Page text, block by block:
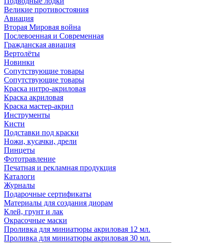
Великие противостояния
Авиация
Вторая Мировая война
Послевоенная и Современная
Гражданская авиация
Вертолёты
Новинки
Сопутствующие товары
Сопутствующие товары
Краска нитро-акриловая
Краска акриловая
Краска мастер-акрил
Инструменты
Кисти
Подставки под краски
Ножи, кусачки, дрели
Пинцеты
Фототравление
Печатная и рекламная продукция
Каталоги
Журналы
Подарочные сертификаты
Материалы для создания диорам
Клей, грунт и лак
Окрасочные маски
Проливка для миниатюры акриловая 12 мл.
Проливка для миниатюры акриловая 30 мл.